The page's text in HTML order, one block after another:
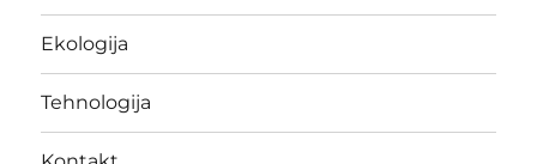
Ekologija
Tehnologija